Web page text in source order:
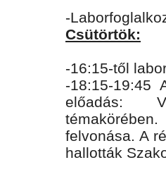
-
Csütörtök:
-16:15-től
-18:15-19:45
előadás:
felvonása. A
hallották